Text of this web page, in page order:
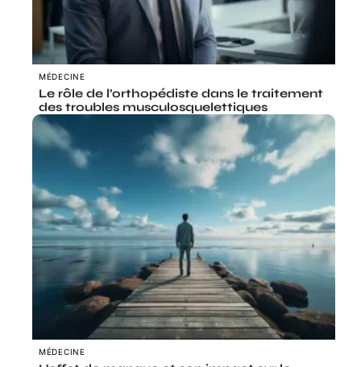
MÉDECINE
Le rôle de l’orthopédiste dans le traitement
des troubles musculosquelettiques
MÉDECINE